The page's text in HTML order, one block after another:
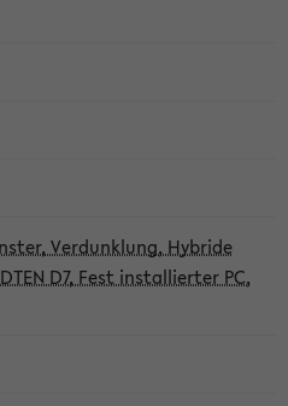
Verdunklung, Hybride
D7, Fest installierter PC,